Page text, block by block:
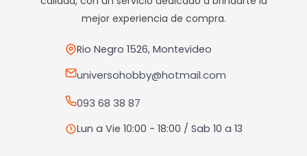
mejor experiencia de compra.
Rio Negro 1526, Montevideo
universohobby@hotmail.com
093 68 38 87
Lun a Vie 10:00 - 18:00 / Sab 10 a 13